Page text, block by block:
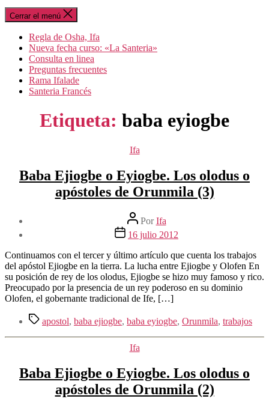
Cerrar el menú
Regla de Osha, Ifa
Nueva fecha curso: «La Santeria»
Consulta en linea
Preguntas frecuentes
Rama Ifalade
Santeria Francés
Etiqueta: baba eyiogbe
Categorías
Ifa
Baba Ejiogbe o Eyiogbe. Los olodus o
apóstoles de Orunmila (3)
Autor
de
la
entrada
PorIfa
Fecha
la
entrada
16 julio 2012
Continuamos con el tercer y último artículo que cuenta los trabajos
del apóstol Ejiogbe en la tierra. La lucha entre Ejiogbe y Olofen En
su posición de rey de los olodus, Ejiogbe se hizo muy famoso y rico.
Preocupado por la presencia de un rey poderoso en su dominio
Olofen, el gobernante tradicional de Ife, […]
Etiquetas
apostol, baba ejiogbe, baba eyiogbe, Orunmila, trabajos
Categorías
Ifa
Baba Ejiogbe o Eyiogbe. Los olodus o
apóstoles de Orunmila (2)